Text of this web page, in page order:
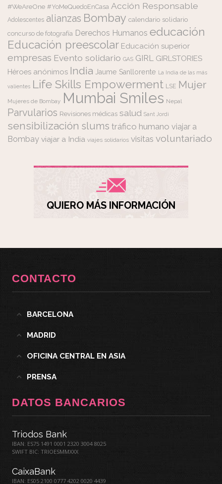
#WeAreOne #YoMeQuedoEnCasa Acción Responsable
Adolescentes alianzas Bombay calendario solidario
concurso de fotografía Derechos Humanos educación
Educación preescolar Educación superior
empresas Evento solidario GAS GIRL GIRLSTORIES
Héroes anónimos India Jaume Sanllorente La India de las más
valientes Life Skills Empowerment LSE Mujer
Mujeres de Bombay Mumbai Smiles Nepal
Parvularios Revisiones médicas salud Sant Jordi
sensibilización slums tráfico humano viajar a
Bombay viajar a India viajes solidarios visitas voluntariado
QUIERO MÁS INFORMACIÓN
CONTACTO
BARCELONA
MADRID
OFICINA CENTRAL EN ASIA
PRENSA
DATOS BANCARIOS
Triodos Bank
IBAN: ES75 1491 0001 2320 3004 8025
SWIFT BIC: TRIOESMMXXX
CaixaBank
IBAN: ES05 2100 0777 4202 0020 4439